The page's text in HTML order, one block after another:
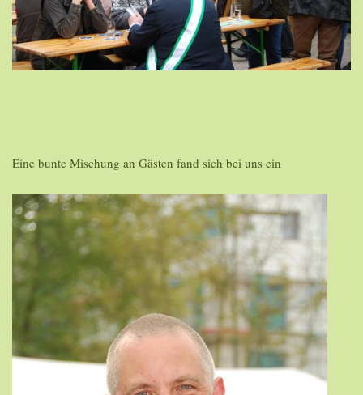
Eine bunte Mischung an Gästen fand sich bei uns ein